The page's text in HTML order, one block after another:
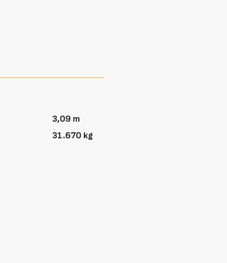
3,09 m
31.670 kg